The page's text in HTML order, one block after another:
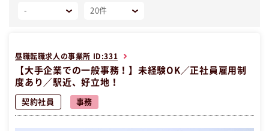
昼職転職求人の事業所 ID:331
【大手企業での一般事務！】未経験OK／正社員雇用制
度あり／駅近、好立地！
契約社員 事務